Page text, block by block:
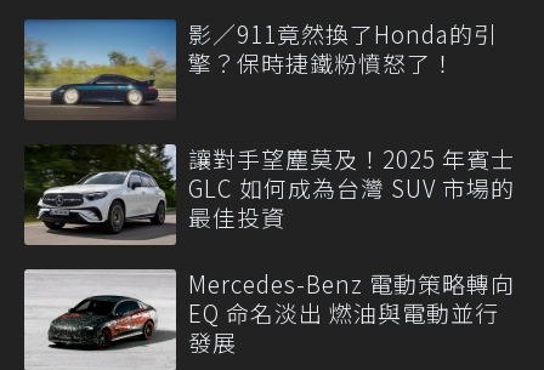
影／911竟然換了Honda的引
擎？保時捷鐵粉憤怒了！
讓對手望塵莫及！2025 年賓士
GLC 如何成為台灣 SUV 市場的
最佳投資
Mercedes-Benz 電動策略轉向
EQ 命名淡出 燃油與電動並行
發展